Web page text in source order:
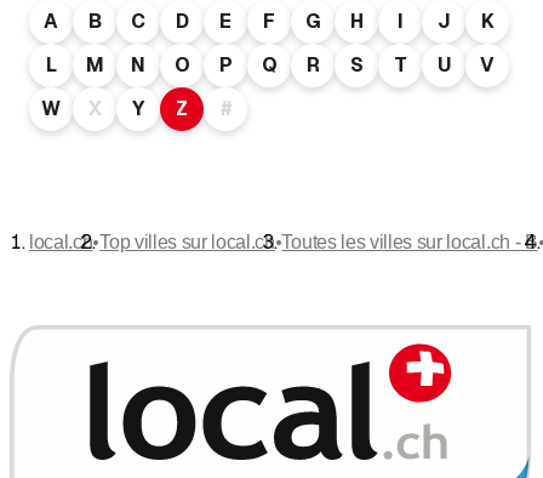
A B C D E F G H I J
K
L
M N O P Q R S T U
V
W
X Y Z #
local.ch•Top villes sur local.ch•Toutes les villes sur local.ch - B